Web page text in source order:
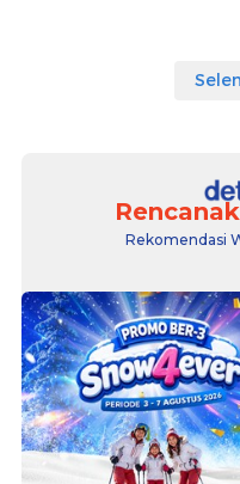
Rekomendasi